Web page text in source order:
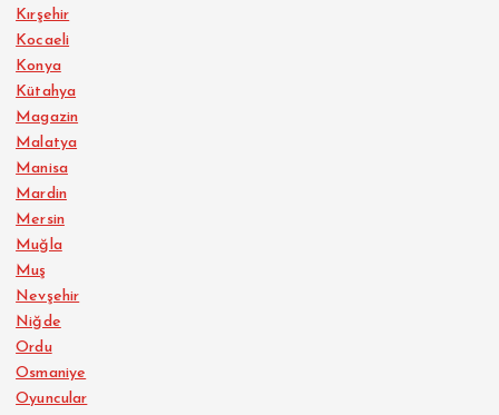
Kırşehir
Kocaeli
Konya
Kütahya
Magazin
Malatya
Manisa
Mardin
Mersin
Muğla
Muş
Nevşehir
Niğde
Ordu
Osmaniye
Oyuncular